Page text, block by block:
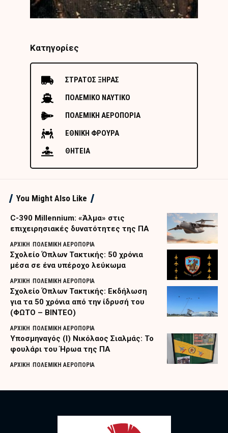
Κατηγορίες
ΣΤΡΑΤΟΣ ΞΗΡΑΣ
ΠΟΛΕΜΙΚΟ ΝΑΥΤΙΚΟ
ΠΟΛΕΜΙΚΗ ΑΕΡΟΠΟΡΙΑ
ΕΘΝΙΚΗ ΦΡΟΥΡΑ
ΘΗΤΕΙΑ
You Might Also Like
C-390 Millennium: «Άλμα» στις
επιχειρησιακές δυνατότητες της ΠΑ
ΑΡΧΙΚΗ ΠΟΛΕΜΙΚΗ ΑΕΡΟΠΟΡΙΑ
Σχολείο Όπλων Τακτικής: 50 χρόνια
μέσα σε ένα υπέροχο λεύκωμα
ΑΡΧΙΚΗ ΠΟΛΕΜΙΚΗ ΑΕΡΟΠΟΡΙΑ
Σχολείο Όπλων Τακτικής: Εκδήλωση
για τα 50 χρόνια από την ίδρυσή του
(ΦΩΤΟ – ΒΙΝΤΕΟ)
ΑΡΧΙΚΗ ΠΟΛΕΜΙΚΗ ΑΕΡΟΠΟΡΙΑ
Υποσμηναγός (Ι) Νικόλαος Σιαλμάς: Το
φουλάρι του Ήρωα της ΠΑ
ΑΡΧΙΚΗ ΠΟΛΕΜΙΚΗ ΑΕΡΟΠΟΡΙΑ